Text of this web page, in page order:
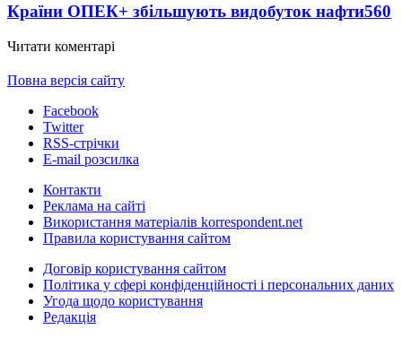
Країни ОПЕК+ збільшують видобуток нафти560
Читати коментарі
Повна версія сайту
Facebook
Twitter
RSS-стрічки
E-mail розсилка
Контакти
Реклама на сайті
Використання матеріалів korrespondent.net
Правила користування сайтом
Договір користування сайтом
Політика у сфері конфіденційності і персональних даних
Угода щодо користування
Редакція